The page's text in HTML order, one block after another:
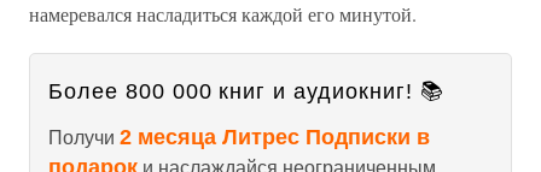
намеревался насладиться каждой его минутой.
Более 800 000 книг и аудиокниг! 📚
Получи 2 месяца Литрес Подписки в
подарок и наслаждайся неограниченным